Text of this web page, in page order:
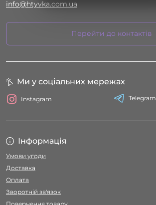
info@htyvka.com.ua
Перейти до контактів
Інформація
Умови угоди
Доставка
Оплата
Зворотній зв'язок
Ми у соціальних мережах
Instagram Telegram